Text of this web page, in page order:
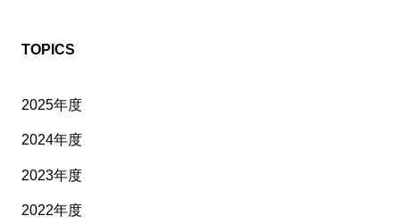
TOPICS
2025年度
2024年度
2023年度
2022年度